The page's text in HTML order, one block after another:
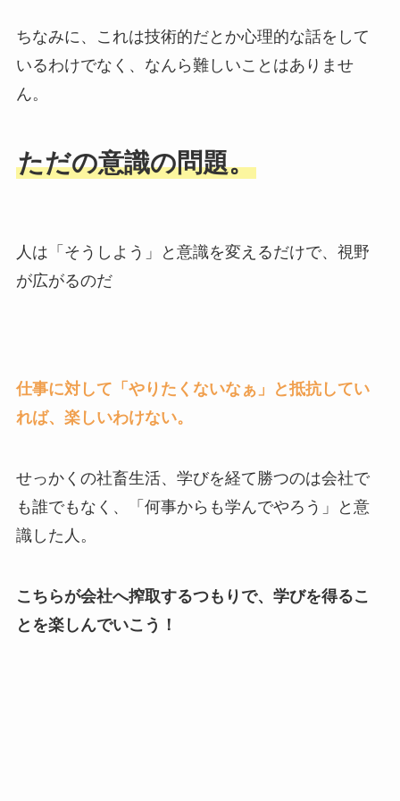
ちなみに、これは技術的だとか心理的な話をして
いるわけでなく、なんら難しいことはありませ
ん。
ただの意識の問題。
人は「そうしよう」と意識を変えるだけで、視野
が広がるのだ
仕事に対して「やりたくないなぁ」と抵抗してい
れば、楽しいわけない。
せっかくの社畜生活、学びを経て勝つのは会社で
も誰でもなく、「何事からも学んでやろう」と意
識した人。
こちらが会社へ搾取するつもりで、学びを得るこ
とを楽しんでいこう！